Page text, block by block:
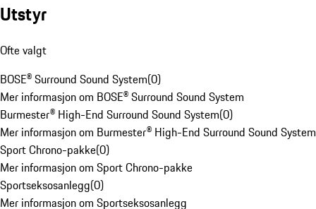
Utstyr
Ofte valgt
BOSE® Surround Sound System(0)
Mer informasjon om BOSE® Surround Sound System
Burmester® High-End Surround Sound System(0)
Mer informasjon om Burmester® High-End Surround Sound System
Sport Chrono-pakke(0)
Mer informasjon om Sport Chrono-pakke
Sportseksosanlegg(0)
Mer informasjon om Sportseksosanlegg